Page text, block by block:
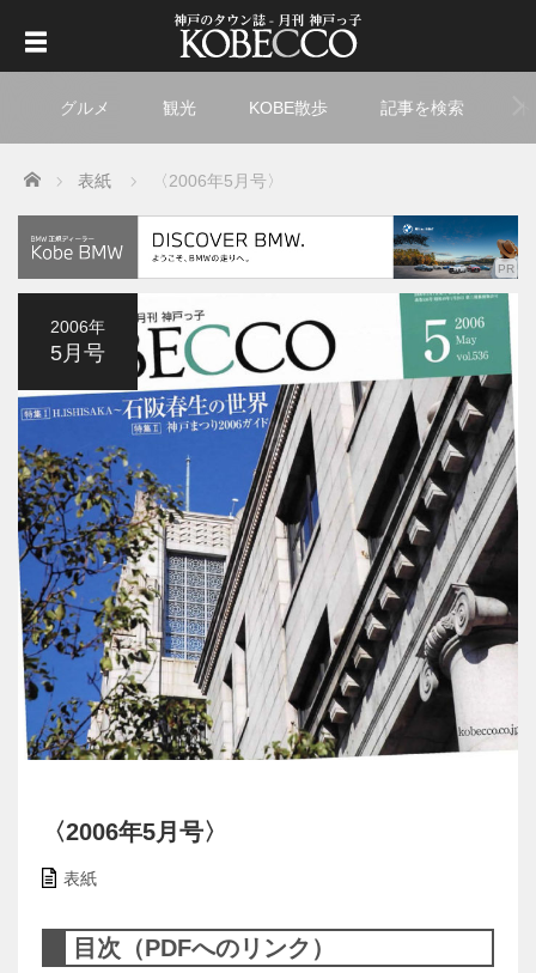
グルメ 観光 KOBE散歩 記事を検索
Home 表紙 〈2006年5月号〉
2006年
5月号
〈2006年5月号〉
表紙
目次（PDFへのリンク）